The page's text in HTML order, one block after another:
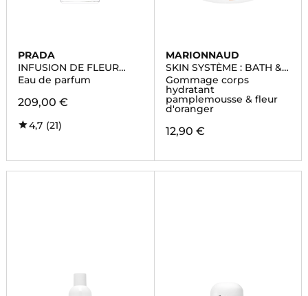
PRADA
INFUSION DE FLEUR
D'ORANGER
Eau de parfum
209,00 €
4,7 (21)
MARIONNAUD
SKIN SYSTÈME : BATH &
BODY
Gommage corps
hydratant
pamplemousse & fleur
d'oranger
12,90 €